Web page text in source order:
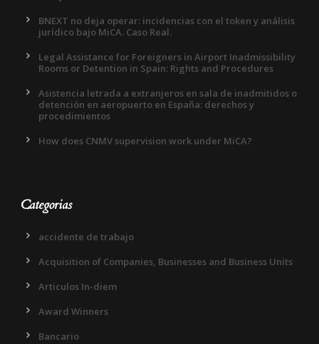
BNEXT no deja operar: incidencias con el token y análisis
jurídico bajo MiCA. Caso Real.
Legal Assistance for Foreigners in Airport Inadmissibility
Rooms or Detention in Spain: Rights and Procedures
Asistencia letrada a extranjeros en sala de inadmitidos o
detención en aeropuerto en España: derechos y
procedimientos
How does CNMV supervision work under MiCA?
Categorias
accidente de trabajo
Acquisition of Companies, Businesses and Business Units
Articulos In-diem
Award Winners
Bancario